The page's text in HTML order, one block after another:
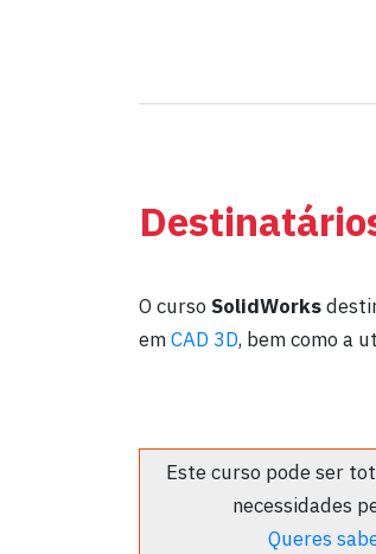
O curso SolidWorks
emCAD 3D, bem como a
Este curso pode ser
necessidades
Queres